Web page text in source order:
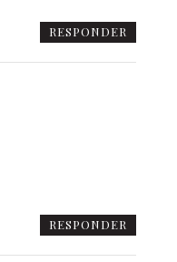
RESPONDER
RESPONDER